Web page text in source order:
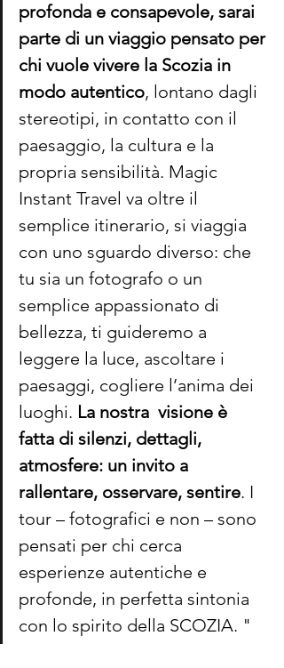
profonda e consapevole, sarai
parte di un viaggio pensato per
chi vuole vivere la Scozia in
modo autentico, lontano dagli
stereotipi, in contatto con il
paesaggio, la cultura e la
propria sensibilità. Magic
Instant Travel va oltre il
semplice itinerario, si viaggia
con uno sguardo diverso: che
tu sia un fotografo o un
semplice appassionato di
bellezza, ti guideremo a
leggere la luce, ascoltare i
paesaggi, cogliere l’anima dei
luoghi. La nostra  visione è
fatta di silenzi, dettagli,
atmosfere: un invito a
rallentare, osservare, sentire. I
tour – fotografici e non – sono
pensati per chi cerca
esperienze autentiche e
profonde, in perfetta sintonia
con lo spirito della SCOZIA. "